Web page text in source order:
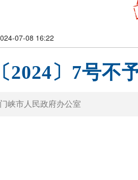
07-08 16:22
2024〕7号不
峡市人民政府办公室